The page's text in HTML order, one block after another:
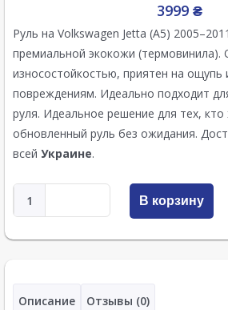
3999 ₴
Руль на Volkswagen Jetta (A5)
премиальной экокожи (термовинила).
износостойкостью, приятен на ощупь
повреждениям. Идеально подходит
руля. Идеальное решение для тех, кто
обновленный руль без ожидания.
всей Украине.
В корзину
Описание Отзывы (0)